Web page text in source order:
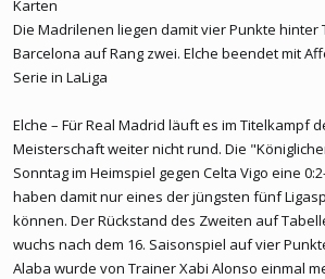
Karten
Die Madrilenen liegen damit vier Punkte
Barcelona auf Rang zwei. Elche beendet mit
Serie in LaLiga
Elche – Für Real Madrid läuft es im Titelkampf
Meisterschaft weiter nicht rund. Die
Sonntag im Heimspiel gegen Celta Vigo eine
haben damit nur eines der jüngsten fünf
können. Der Rückstand des Zweiten auf
wuchs nach dem 16. Saisonspiel auf vier
Alaba wurde von Trainer Xabi Alonso einmal